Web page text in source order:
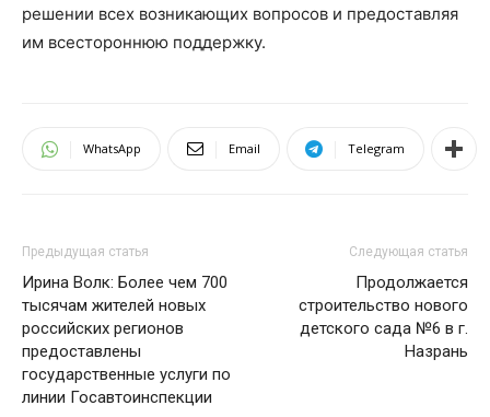
решении всех возникающих вопросов и предоставляя
им всестороннюю поддержку.
WhatsApp Email Telegram
Предыдущая статья
Ирина Волк: Более чем 700
тысячам жителей новых
российских регионов
предоставлены
государственные услуги по
линии Госавтоинспекции
Следующая статья
Продолжается
строительство нового
детского сада №6 в г.
Назрань